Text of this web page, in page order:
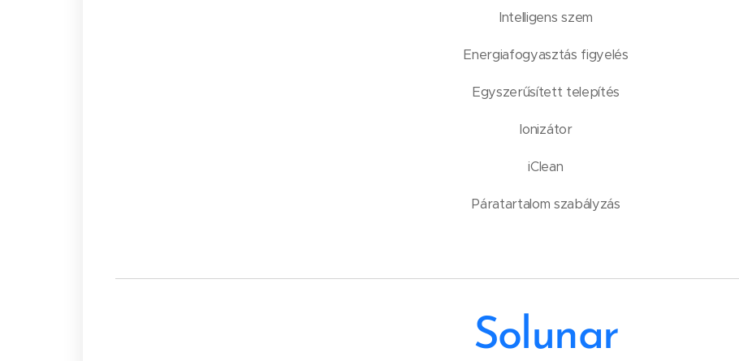
Intelligens szem
Energiafogyasztás figyelés
Egyszerűsített telepítés
Ionizátor
iClean
Páratartalom szabályzás
Solunar